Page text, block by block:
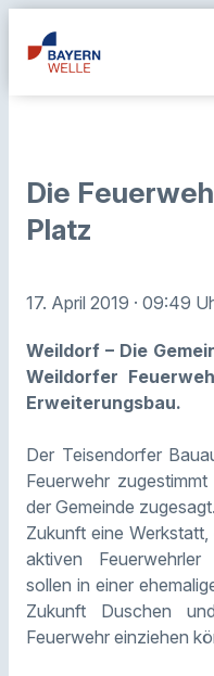
Die
Platz
17. April 2019 · 09:49
Weildorf – Die
Weildorfer
Erweiterungsbau.
Der Teisendorfer
Feuerwehr
der Gemeinde
Zukunft eine
aktiven
sollen in einer
Zukunft Duschen
Feuerwehr einziehen